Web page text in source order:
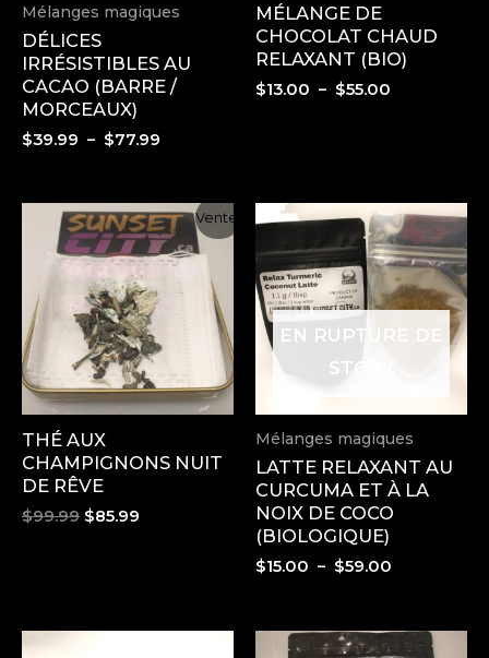
Mélanges magiques
DÉLICES
IRRÉSISTIBLES AU
CACAO (BARRE /
MORCEAUX)
$39.99 – $77.99
$39.99
à
$77.99
MÉLANGE DE
CHOCOLAT CHAUD
RELAXANT (BIO)
$13.00 – $55.00
Vente!
THÉ AUX
CHAMPIGNONS NUIT
DE RÊVE
$99.99 Le
$85.99
EN RUPTURE DE
STOCK
Mélanges magiques
LATTE RELAXANT AU
CURCUMA ET À LA
NOIX DE COCO
(BIOLOGIQUE)
$15.00 – $59.00
$15.00